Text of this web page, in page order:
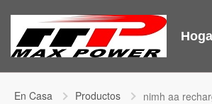
En Casa Productos nimh aa